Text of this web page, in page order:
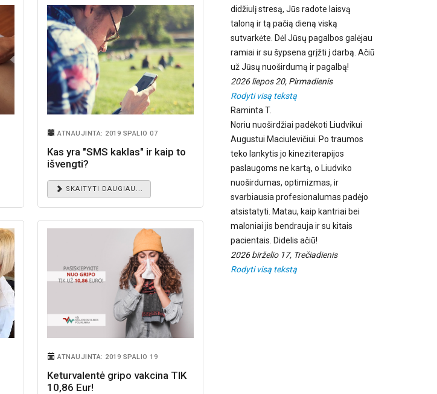
ATNAUJINTA: 2019 SPALIO 07
Kas yra "SMS kaklas" ir kaip to
išvengti?
SKAITYTI DAUGIAU...
ATNAUJINTA: 2019 SPALIO 19
Keturvalentė gripo vakcina TIK
10,86 Eur!
didžiulį stresą, Jūs radote laisvą
taloną ir tą pačią dieną viską
sutvarkėte. Dėl Jūsų pagalbos galėjau
ramiai ir su šypsena grįžti į darbą. Ačiū
už Jūsų nuoširdumą ir pagalbą!
2026 liepos 20, Pirmadienis
Rodyti visą tekstą
Raminta T.
Noriu nuoširdžiai padėkoti Liudvikui
Augustui Maciulevičiui. Po traumos
teko lankytis jo kineziterapijos
paslaugoms ne kartą, o Liudviko
nuoširdumas, optimizmas, ir
svarbiausia profesionalumas padėjo
atsistatyti. Matau, kaip kantriai bei
maloniai jis bendrauja ir su kitais
pacientais. Didelis ačiū!
2026 birželio 17, Trečiadienis
Rodyti visą tekstą